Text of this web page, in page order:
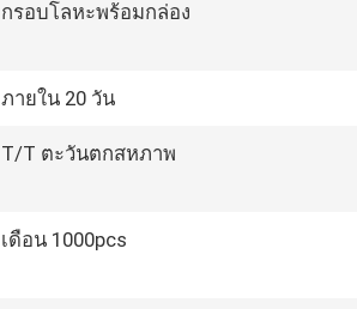
กรอบโลหะพร้อมกล่อง
ภายใน 20 วัน
T/T ตะวันตกสหภาพ
เดือน 1000pcs